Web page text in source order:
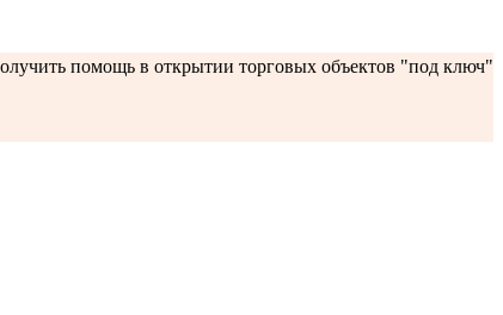
помощь в открытии торговых объектов "под ключ"